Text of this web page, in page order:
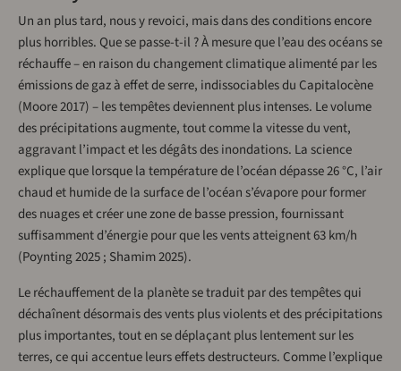
Un an plus tard, nous y revoici, mais dans des conditions encore
plus horribles. Que se passe-t-il ? À mesure que l’eau des océans se
réchauffe – en raison du changement climatique alimenté par les
émissions de gaz à effet de serre, indissociables du Capitalocène
(Moore 2017) – les tempêtes deviennent plus intenses. Le volume
des précipitations augmente, tout comme la vitesse du vent,
aggravant l’impact et les dégâts des inondations. La science
explique que lorsque la température de l’océan dépasse 26 °C, l’air
chaud et humide de la surface de l’océan s’évapore pour former
des nuages et créer une zone de basse pression, fournissant
suffisamment d’énergie pour que les vents atteignent 63 km/h
(Poynting 2025 ; Shamim 2025).
Le réchauffement de la planète se traduit par des tempêtes qui
déchaînent désormais des vents plus violents et des précipitations
plus importantes, tout en se déplaçant plus lentement sur les
terres, ce qui accentue leurs effets destructeurs. Comme l’explique